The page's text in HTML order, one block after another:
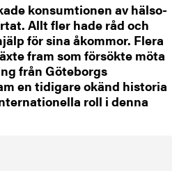
konsumtionen av hälso-
Allt fler hade råd och
för sina åkommor. Flera
fram som försökte möta
från Göteborgs
en tidigare okänd historia
roll i denna